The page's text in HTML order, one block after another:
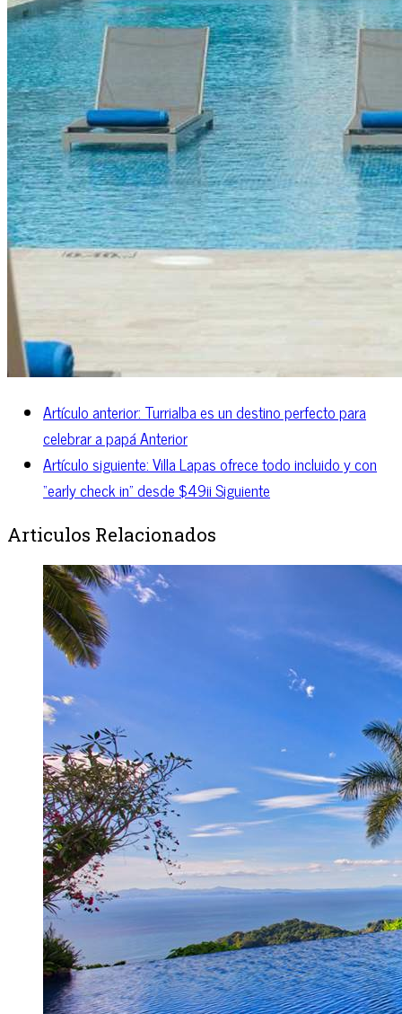
Artículo anterior: Turrialba es un destino perfecto para
celebrar a papáAnterior
Artículo siguiente: Villa Lapas ofrece todo incluido y con
“early check in” desde $49iiSiguiente
Articulos Relacionados